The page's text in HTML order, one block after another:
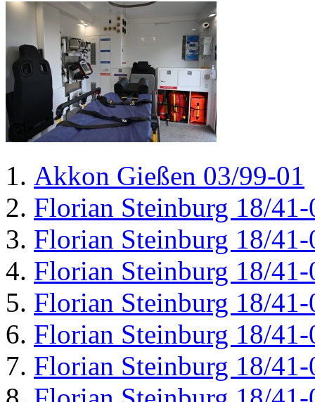
Akkon Gießen 03/99-01
Florian Steinburg 18/41-
Florian Steinburg 18/41-
Florian Steinburg 18/41-
Florian Steinburg 18/41-
Florian Steinburg 18/41-
Florian Steinburg 18/41-